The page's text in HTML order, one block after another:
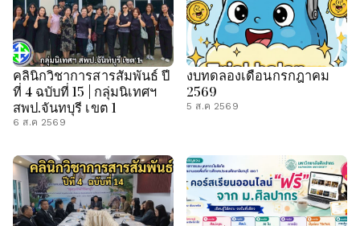
คลินิกวิชาการสารสัมพันธ์ ปี
ที่ 4 ฉบับที่ 15 | กลุ่มนิเทศฯ
สพป.จันทบุรี เขต 1
6 ส.ค 2569
งบทดลองเดือนกรกฎาคม
2569
5 ส.ค 2569